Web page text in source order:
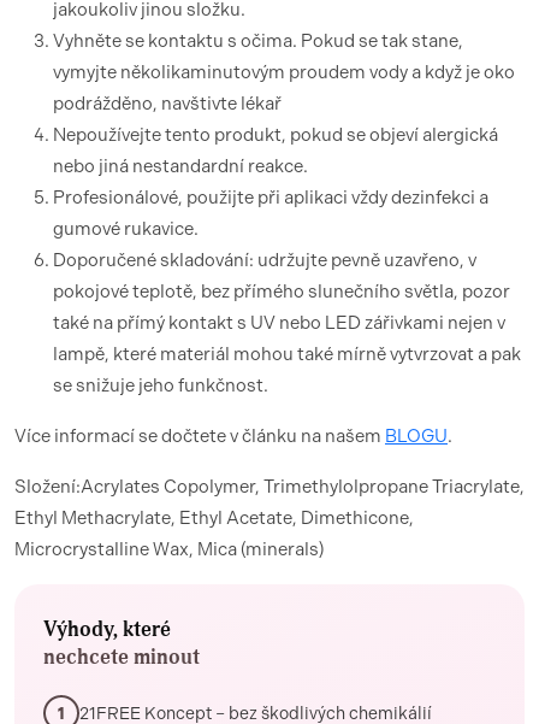
jakoukoliv jinou složku.
Vyhněte se kontaktu s očima. Pokud se tak stane,
vymyjte několikaminutovým proudem vody a když je oko
podrážděno, navštivte lékař
Nepoužívejte tento produkt, pokud se objeví alergická
nebo jiná nestandardní reakce.
Profesionálové, použijte při aplikaci vždy dezinfekci a
gumové rukavice.
Doporučené skladování: udržujte pevně uzavřeno, v
pokojové teplotě, bez přímého slunečního světla, pozor
také na přímý kontakt s UV nebo LED zářivkami nejen v
lampě, které materiál mohou také mírně vytvrzovat a pak
se snižuje jeho funkčnost.
Více informací se dočtete v článku na našem BLOGU.
Složení:Acrylates Copolymer, Trimethylolpropane Triacrylate,
Ethyl Methacrylate, Ethyl Acetate, Dimethicone,
Microcrystalline Wax, Mica (minerals)
Výhody, které
nechcete minout
1 21FREE Koncept – bez škodlivých chemikálií